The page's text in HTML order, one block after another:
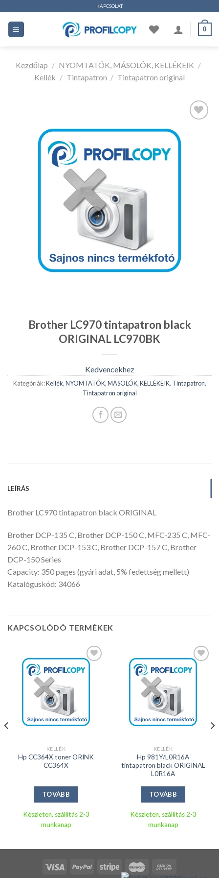
tartalomhoz
KAPCSOLAT
0
Kezdőlap / NYOMTATÓK, MÁSOLÓK, KELLÉKEIK /
Kellék / Tintapatron / Tintapatron original
Kedvencekhez
Brother LC970 tintapatron black
ORIGINAL LC970BK
Kedvencekhez
Kategóriák:Kellék,NYOMTATÓK, MÁSOLÓK, KELLÉKEIK, Tintapatron,
Tintapatron original
LEÍRÁS
Brother LC970 tintapatron black ORIGINAL
Brother DCP-135 C, Brother DCP-150 C, MFC-235 C, MFC-
260 C, Brother DCP-153 C, Brother DCP-157 C, Brother
DCP-150 Series
Capacity: 350 pages (gyári adat, 5% fedettség mellett)
Katalóguskód: 34066
KAPCSOLÓDÓ TERMÉKEK
Kedvencekhez
KELLÉK
Hp CC364X toner ORINK
CC364X
TOVÁBB
Készleten, szállítás 2-3
munkanap
Kedvencekhez
KELLÉK
Hp 981Y/L0R16A
tintapatron black ORIGINAL
L0R16A
TOVÁBB
Készleten, szállítás 2-3
munkanap